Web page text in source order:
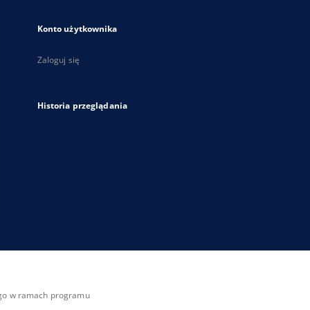
Konto użytkownika
Zaloguj się
Historia przeglądania
w ramach programu